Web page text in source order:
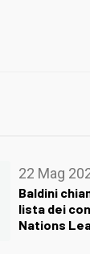
22 Mag
Baldini
lista dei
Nations